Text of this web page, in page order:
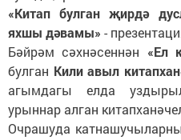
«Китап булган җирдә
яхшы дәвамы» -
Бәйрәм сәхнәсеннән «Ел
булган Кили авыл
агымдагы елда
урыннар алган
Очрашуда